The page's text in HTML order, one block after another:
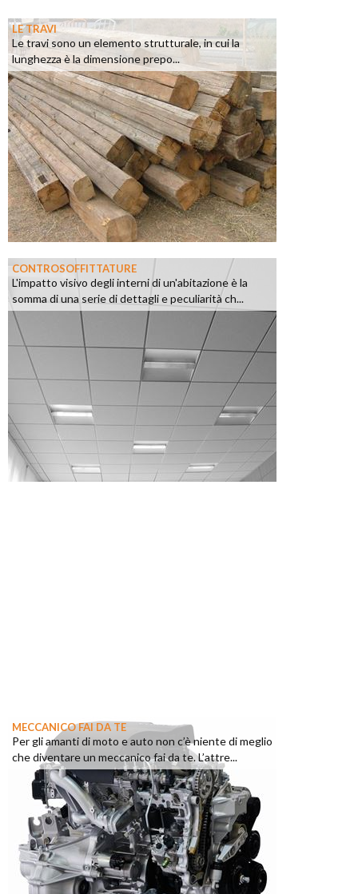
LE TRAVI
Le travi sono un elemento strutturale, in cui la
lunghezza è la dimensione prepo...
CONTROSOFFITTATURE
L'impatto visivo degli interni di un'abitazione è la
somma di una serie di dettagli e peculiarità ch...
MECCANICO FAI DA TE
Per gli amanti di moto e auto non c’è niente di meglio
che diventare un meccanico fai da te. L’attre...